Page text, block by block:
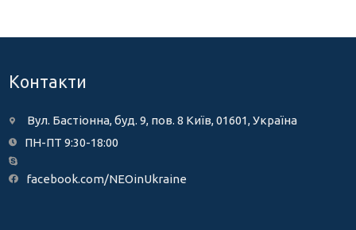
Контакти
Вул. Бастіонна, буд. 9, пов. 8 Київ, 01601, Україна
ПН-ПТ 9:30-18:00
facebook.com/NEOinUkraine